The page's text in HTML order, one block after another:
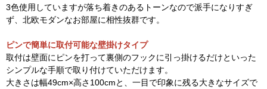
3色使用していますが落ち着きのあるトーンなので派手になりすぎ
ず、北欧モダンなお部屋に相性抜群です。
ピンで簡単に取付可能な壁掛けタイプ
取付は壁面にピンを打って裏側のフックに引っ掛けるだけといった
シンプルな手順で取り付けていただけます。
大きさは幅49cm×高さ100cmと、一目で印象に残る大きなサイズで